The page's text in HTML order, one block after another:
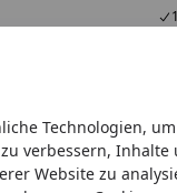
Technologien,
verbessern, Inhalte
Website zu
Tricks